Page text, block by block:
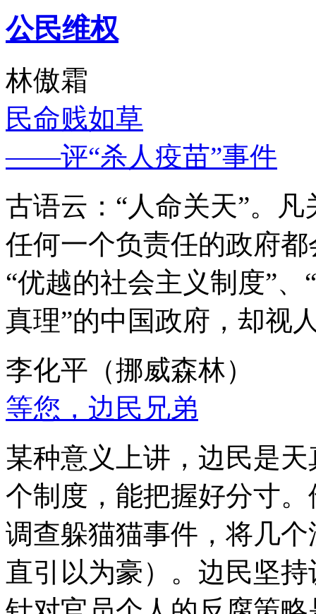
公民维权
林傲霜
民命贱如草
——评“杀人疫苗”事件
古语云：“人命关天”。
任何一个负责任的政府
“优越的社会主义制度”
真理”的中国政府，却视
李化平（挪威森林）
等您，边民兄弟
某种意义上讲，边民是
个制度，能把握好分寸
调查躲猫猫事件，将几
直引以为豪）。边民坚